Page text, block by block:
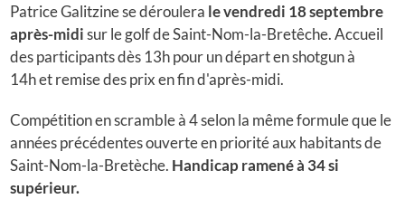
Patrice Galitzine se déroulera le vendredi 18 septembre
après-midisur le golf de Saint-Nom-la-Bretêche. Accueil
des participants dès 13h pour un départ en shotgun à
14h et remise des prix en fin d'après-midi.
Compétition en scramble à 4 selon la même formule que le
années précédentes ouverte en priorité aux habitants de
Saint-Nom-la-Bretèche. Handicap ramené à 34 si
supérieur.